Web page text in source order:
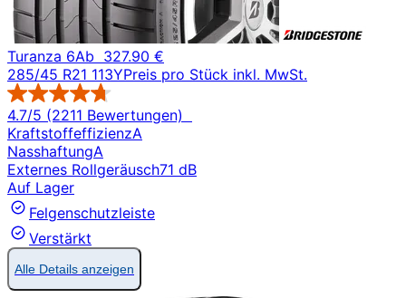
Turanza 6Ab 327.90 €
285/45 R21 113YPreis pro Stück inkl. MwSt.
4.7/5 (2211 Bewertungen)
KraftstoffeffizienzA
NasshaftungA
Externes Rollgeräusch71 dB
Auf Lager
Felgenschutzleiste
Verstärkt
Alle Details anzeigen